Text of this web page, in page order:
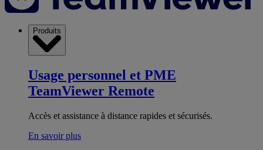
Produits
Usage personnel et PME
TeamViewer Remote
Accès et assistance à distance rapides et sécurisés.
En savoir plus